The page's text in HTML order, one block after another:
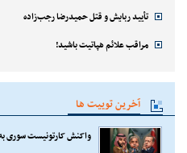
تأیید ربایش و قتل حمیدرضا رجب‌زاده
مراقب علائم هپاتیت باشید!
آخرین توییت ها
واکنش کارتونیست سوری